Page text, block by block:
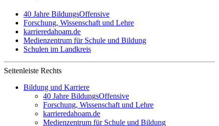
40 Jahre BildungsOffensive
Forschung, Wissenschaft und Lehre
karrieredahoam.de
Medienzentrum für Schule und Bildung
Schulen im Landkreis
Seitenleiste Rechts
Bildung und Karriere
40 Jahre BildungsOffensive
Forschung, Wissenschaft und Lehre
karrieredahoam.de
Medienzentrum für Schule und Bildung